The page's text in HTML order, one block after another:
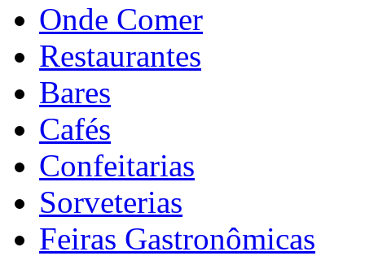
Onde Comer
Restaurantes
Bares
Cafés
Confeitarias
Sorveterias
Feiras Gastronômicas